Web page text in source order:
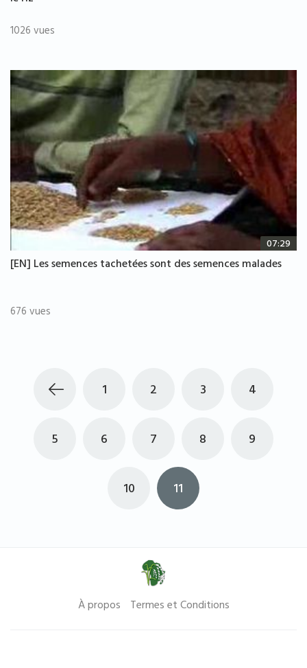
1026 vues
07:29
[EN] Les semences tachetées sont des semences malades
676 vues
1 2 3 4
5 6 7 8 9
10 11
À propos Termes et Conditions